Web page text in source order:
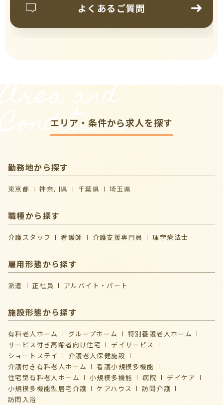
よくあるご質問
Area and
Conditions
エリア・条件から求人を探す
勤務地から探す
東京都 神奈川県 千葉県 埼玉県
職種から探す
介護スタッフ 看護師 介護支援専門員 理学療法士
雇用形態から探す
派遣 正社員 アルバイト・パート
施設形態から探す
有料老人ホーム グループホーム
特別養護老人ホーム
サービス付き高齢者向け住宅
デイサービス
ショートステイ
介護⽼⼈保健施設
介護付き有料老人ホーム
看護小規模多機能
住宅型有料老人ホーム
小規模多機能 病院
デイケア
⼩規模多機能型居宅介護
ケアハウス
訪問介護
訪問入浴